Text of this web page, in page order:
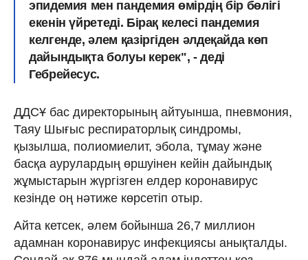
эпидемия мен пандемия өмірдің бір бөлігі
екенін үйретеді. Бірақ келесі пандемия
келгенде, әлем қазіргіден әлдеқайда көп
дайындықта болуы керек", - деді
Гебрейесус.
ДДСҰ бас директорының айтуынша, пневмония,
Таяу Шығыс респираторлық синдромы,
қызылша, полиомиелит, эбола, тұмау және
басқа аурулардың өршуінен кейін дайындық
жұмыстарын жүргізген елдер коронавирус
кезінде оң нәтиже көрсетіп отыр.
Айта кетсек, әлем бойынша 26,7 миллион
адамнан коронавирус инфекциясы анықталды.